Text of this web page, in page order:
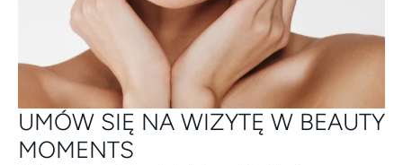
UMÓW SIĘ NA WIZYTĘ W BEAUTY
MOMENTS